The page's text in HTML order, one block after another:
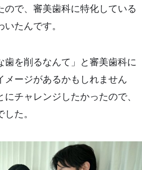
ので、審美歯科に特化している
たんです。
歯を削るなんて」と審美歯科に
メージがあるかもしれません
チャレンジしたかったので、
た。